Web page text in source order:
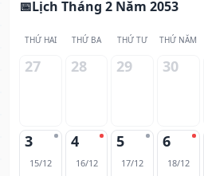
Lịch Tháng 2 Năm 2053
THỨ HAI THỨ BA THỨ TƯ THỨ NĂM
27 28 29 30
3
15/12
4
16/12
5
17/12
6
18/12